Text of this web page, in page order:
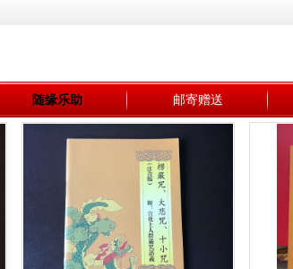
随缘乐助 邮寄赠送